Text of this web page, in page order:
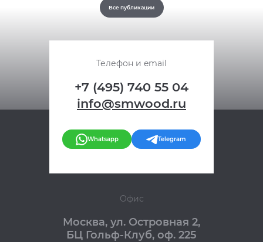
Все публикации
Телефон и email
+7 (495) 740 55 04
info@smwood.ru
Whatsapp Telegram
Офис
Москва, ул. Островная 2,
БЦ Гольф-Клуб, оф. 225